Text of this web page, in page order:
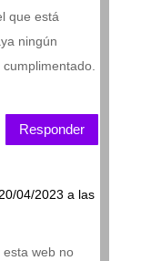
que está
ningún
Responder
04/2023 a las
web no